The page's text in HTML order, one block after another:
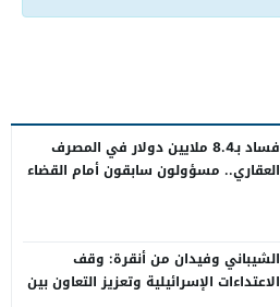
فساد بـ8.4 ملايين دولار في المصرف
العقاري.. مسؤولون سابقون أمام القضاء
الشيباني وفيدان من أنقرة: وقف
الاعتداءات الإسرائيلية وتعزيز التعاون بين